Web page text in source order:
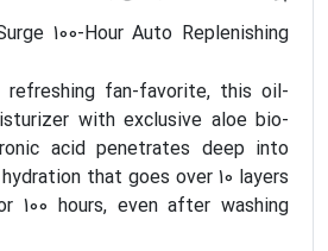
100-Hour Auto Replenishing
refreshing fan-favorite, this oil-
with exclusive aloe bio-
acid penetrates deep into
that goes over 10 layers
100 hours, even after washing